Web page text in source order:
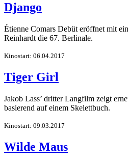
Django
Étienne Comars Debüt eröffnet mit
Reinhardt die 67. Berlinale.
Kinostart: 06.04.2017
Tiger Girl
Jakob Lass’ dritter Langfilm zeigt
basierend auf einem Skelettbuch.
Kinostart: 09.03.2017
Wilde Maus